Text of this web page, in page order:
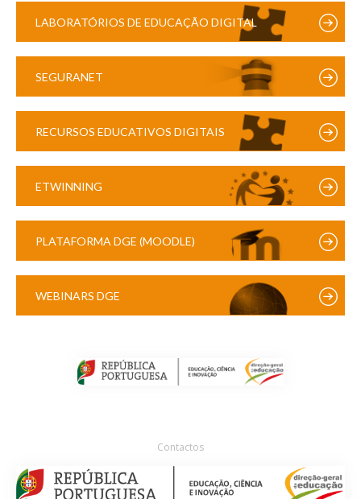
LABORATÓRIOS DE EDUCAÇÃO DIGITAL
SEGURANET
RECURSOS EDUCATIVOS DIGITAIS
ETWINNING
PLATAFORMA DGE (MOODLE)
WEBINARS DGE
Contactos